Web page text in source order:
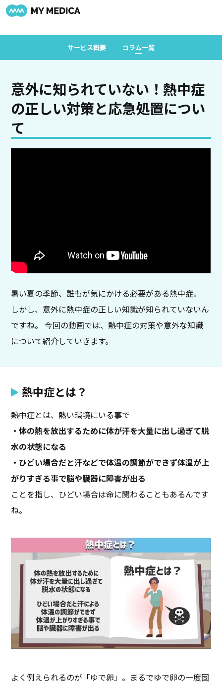
サービス概要 コラム一覧
意外に知られていない！熱中症
の正しい対策と応急処置につい
て
暑い夏の季節、誰もが気にかける必要がある熱中症。
しかし、意外に熱中症の正しい知識が知られていないん
ですね。 今回の動画では、熱中症の対策や意外な知識
について紹介していきます。
熱中症とは？
熱中症とは、熱い環境にいる事で
・体の熱を放出するために体が汗を大量に出し過ぎて脱
水の状態になる
・ひどい場合だと汗などで体温の調節ができず体温が上
がりすぎる事で脳や臓器に障害が出る
ことを指し、ひどい場合は命に関わることもあるんです
ね。
よく例えられるのが「ゆで卵」。まるでゆで卵の一度固